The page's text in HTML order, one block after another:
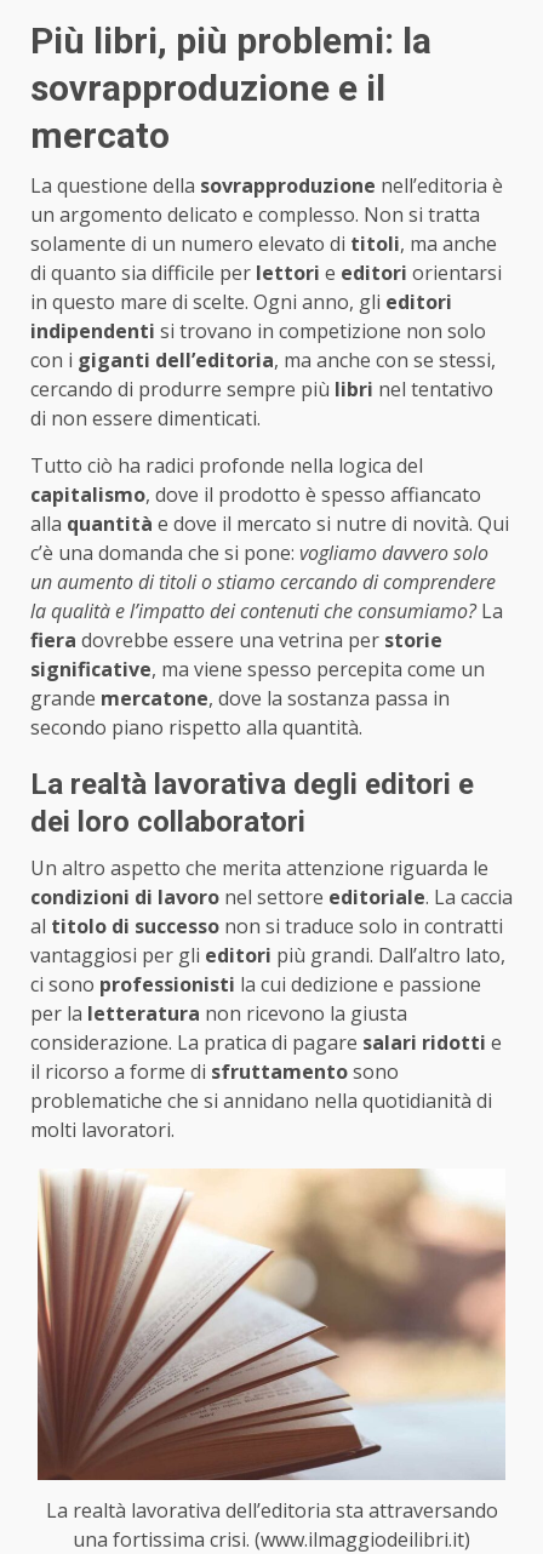
Più libri, più problemi: la
sovrapproduzione e il
mercato
La questione della sovrapproduzione nell’editoria è
un argomento delicato e complesso. Non si tratta
solamente di un numero elevato di titoli, ma anche
di quanto sia difficile per lettori e editori orientarsi
in questo mare di scelte. Ogni anno, gli editori
indipendenti si trovano in competizione non solo
con i giganti dell’editoria, ma anche con se stessi,
cercando di produrre sempre più libri nel tentativo
di non essere dimenticati.
Tutto ciò ha radici profonde nella logica del
capitalismo, dove il prodotto è spesso affiancato
alla quantità e dove il mercato si nutre di novità. Qui
c’è una domanda che si pone: vogliamo davvero solo
un aumento di titoli o stiamo cercando di comprendere
la qualità e l’impatto dei contenuti che consumiamo?La
fiera dovrebbe essere una vetrina per storie
significative, ma viene spesso percepita come un
grande mercatone, dove la sostanza passa in
secondo piano rispetto alla quantità.
La realtà lavorativa degli editori e
dei loro collaboratori
Un altro aspetto che merita attenzione riguarda le
condizioni di lavoro nel settore editoriale. La caccia
al titolo di successo non si traduce solo in contratti
vantaggiosi per gli editori più grandi. Dall’altro lato,
ci sono professionisti la cui dedizione e passione
per la letteratura non ricevono la giusta
considerazione. La pratica di pagare salari ridotti e
il ricorso a forme di sfruttamentosono
problematiche che si annidano nella quotidianità di
molti lavoratori.
La realtà lavorativa dell’editoria sta attraversando
una fortissima crisi. (www.ilmaggiodeilibri.it)